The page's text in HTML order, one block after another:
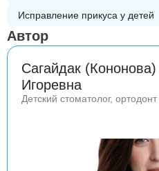
Исправление прикуса у детей
Автор
Сагайдак
Игоревна
Детский стоматолог, ортодонт